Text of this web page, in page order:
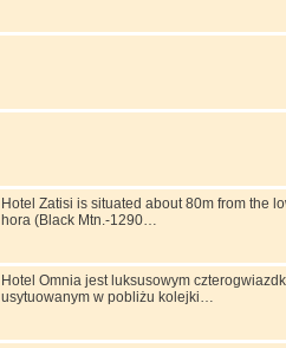
Hotel Zatisi is situated about 80m from the
hora (Black Mtn.-1290…
Hotel Omnia jest luksusowym
usytuowanym w pobliżu kolejki…